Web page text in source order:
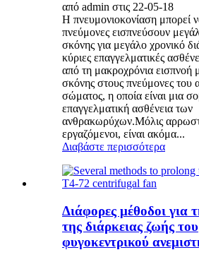
από admin στις 22-05-18
Η πνευμονιοκονίαση μπορεί
πνεύμονες εισπνεύσουν
σκόνης για μεγάλο χρονικό
κύριες επαγγελματικές
από τη μακροχρόνια εισπνοή
σκόνης στους πνεύμονες του
σώματος, η οποία είναι μια
επαγγελματική ασθένεια των
ανθρακωρύχων.Μόλις
εργαζόμενοι, είναι ακόμα...
Διαβάστε περισσότερα
Διάφορες μέθοδοι για
της διάρκειας ζωής του
φυγοκεντρικού